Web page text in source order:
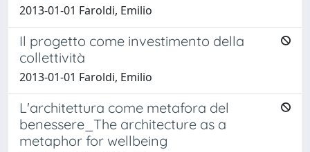
2013-01-01 Faroldi, Emilio
Il progetto come investimento della
collettività
2013-01-01 Faroldi, Emilio
L'architettura come metafora del
benessere_The architecture as a
metaphor for wellbeing